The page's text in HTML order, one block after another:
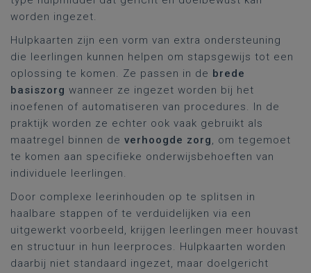
worden ingezet.
Hulpkaarten zijn een vorm van extra ondersteuning
die leerlingen kunnen helpen om stapsgewijs tot een
oplossing te komen. Ze passen in de brede
basiszorg wanneer ze ingezet worden bij het
inoefenen of automatiseren van procedures. In de
praktijk worden ze echter ook vaak gebruikt als
maatregel binnen de verhoogde zorg, om tegemoet
te komen aan specifieke onderwijsbehoeften van
individuele leerlingen.
Door complexe leerinhouden op te splitsen in
haalbare stappen of te verduidelijken via een
uitgewerkt voorbeeld, krijgen leerlingen meer houvast
en structuur in hun leerproces. Hulpkaarten worden
daarbij niet standaard ingezet, maar doelgericht